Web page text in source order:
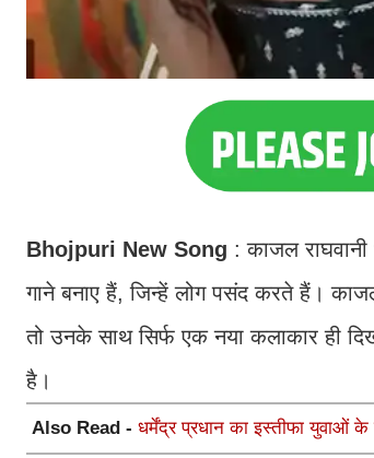
Bhojpuri New Song : काजल
गाने बनाए हैं, जिन्हें लोग पसंद करते हैं।
तो उनके साथ सिर्फ एक नया कलाकार ही
है।
Also Read - धर्मेंद्र प्रधान का इस्तीफा युवाओं